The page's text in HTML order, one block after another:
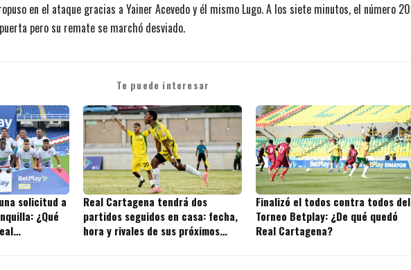
en el ataque gracias a Yainer Acevedo y él mismo Lugo. A los siete minutos, el número 20
pero su remate se marchó desviado.
Te puede interesar
solicitud a
¿Qué
Real Cartagena tendrá dos
partidos seguidos en casa: fecha,
hora y rivales de sus próximos
Finalizó el todos contra todos del
Torneo Betplay: ¿De qué quedó
Real Cartagena?